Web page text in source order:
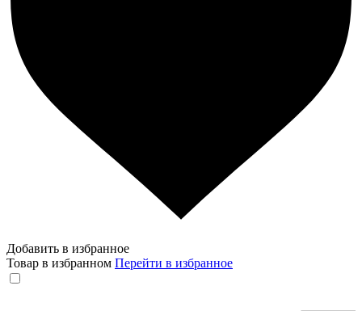
Добавить в избранное
Товар в избранном Перейти в избранное